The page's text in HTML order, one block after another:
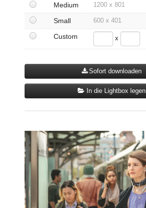
Medium 1200 x 801
Small 600 x 401
Custom x
Sofort downloaden
In die Lightbox legen